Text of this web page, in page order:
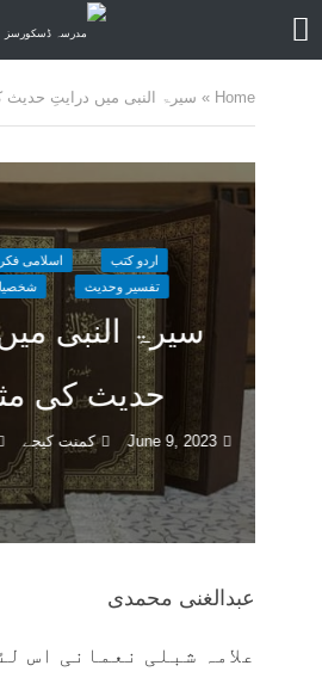
Home
» سیرۃ النبی میں درایتِ حدیث
اردو کتب
اسلامی
تفسیر وحدیث
سیرۃ النبی
حدیث کی
June 9, 2023 کمنت کیجے
عبدالغنی محمدی
علامہ شبلی نعمانی اس